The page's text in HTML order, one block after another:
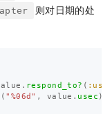
则对日期的处
. respond_to? (
( "%06d" , value . usec )